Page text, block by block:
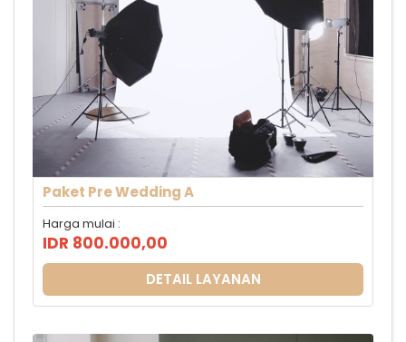
Paket Pre Wedding A
Harga mulai :
IDR 800.000,00
DETAIL LAYANAN